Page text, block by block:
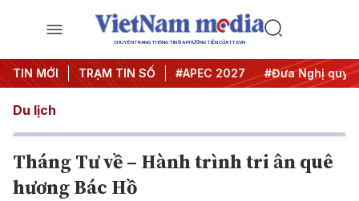
CHUYÊN TRANG THÔNG TIN ĐA PHƯƠNG TIỆN CỦA TTXVN
TIN MỚI TRẠM TIN SỐ
#Hội nghị Trung ương 3 #APEC 2027 #Đưa Nghị quyết
Du lịch
Tháng Tư về – Hành trình tri ân quê
hương Bác Hồ